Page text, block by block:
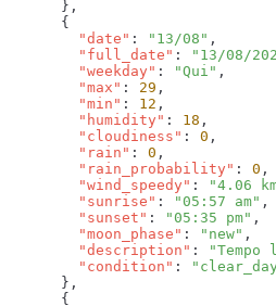
        "date"
: "13/08"
        "full_date"
: "13/08/
        "weekday"
: "Qui"
        "max"
: 29
        "min"
: 12
        "humidity"
: 18
        "cloudiness"
: 0
        "rain"
: 0
        "rain_probability"
: 0
        "wind_speedy"
: "4.06
        "sunrise"
: "05:57 am"
        "sunset"
: "05:35 pm"
        "moon_phase"
: "new"
        "description"
: "Tempo
        "condition"
: